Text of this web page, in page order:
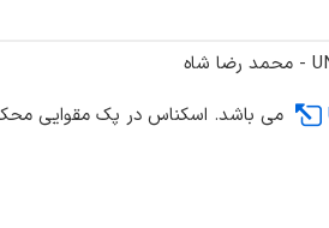
می باشد. اسکناس در پک مقوایی